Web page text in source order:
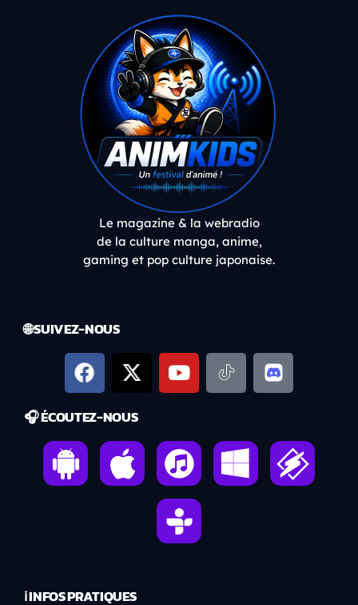
Le magazine & la webradio
de la culture manga, anime,
gaming et pop culture japonaise.
🌐 SUIVEZ-NOUS
🎧 ÉCOUTEZ-NOUS
ℹ️ INFOS PRATIQUES